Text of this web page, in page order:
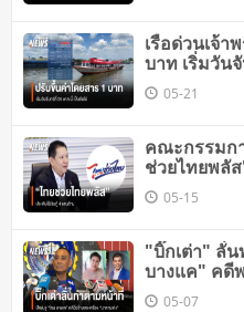
เรือด่วนเจ้า
บาท เริ่มวัน
05-21
คณะกรรมก
ช่วยไทยพลั
05-15
"บิ๊กเต่า" ลั่
บางแค" คดี
05-07